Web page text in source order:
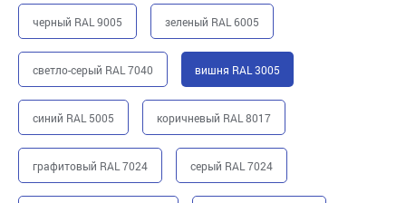
черный RAL 9005 зеленый RAL 6005
светло-серый RAL 7040 вишня RAL 3005
синий RAL 5005 коричневый RAL 8017
графитовый RAL 7024 серый RAL 7024